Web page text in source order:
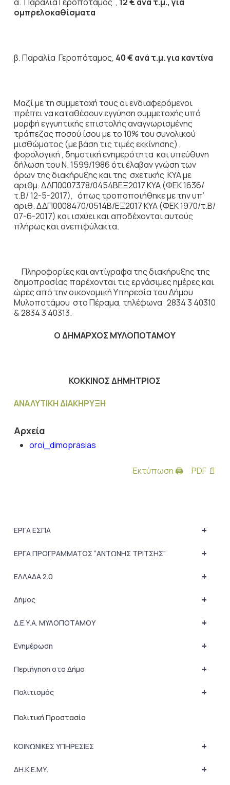
ομπρελοκαθίσματα
β. Παραλία Γεροπόταμος, 40 € ανά τ.μ. για καντίνα
Μαζί με τη συμμετοχή τους οι ενδιαφερόμενοι
πρέπει να καταθέσουν εγγύηση συμμετοχής υπό
μορφή εγγυητικής επιστολής αναγνωρισμένης
τράπεζας ποσού ίσου με το 10% του συνολικού
μισθώματος (με βάση τις τιμές εκκίνησης) ,
φορολογική , δημοτική ενημερότητα και υπεύθυνη
δήλωση του Ν. 1599/1986 ότι έλαβαν γνώση των
όρων της διακήρυξης και της σχετικής ΚΥΑ με
αριθμ. ΔΔΠ0007378/0454ΒΕΞ2017 ΚΥΑ (ΦΕΚ 1636/
τ.Β/ 12-5-2017), όπως τροποποιήθηκε με την υπ’
αριθ. ΔΔΠ0008470/0514Β/ΕΞ2017 ΚΥΑ (ΦΕΚ 1970/τ.Β/
07-6-2017) και ισχύει και αποδέχονται αυτούς
πλήρως και ανεπιφύλακτα.
Πληροφορίες και αντίγραφα της διακήρυξης της
δημοπρασίας παρέχονται τις εργάσιμες ημέρες και
ώρες από την οικονομική Υπηρεσία του Δήμου
Μυλοποτάμου στο Πέραμα, τηλέφωνα 2834 3 40310
& 2834 3 40313.
Ο ΔΗΜΑΡΧΟΣ ΜΥΛΟΠΟΤΑΜΟΥ
ΚΟΚΚΙΝΟΣ ΔΗΜΗΤΡΙΟΣ
ΑΝΑΛΥΤΙΚΗ ΔΙΑΚΗΡΥΞΗ
Αρχεία
oroi_dimoprasias
Εκτύπωση 🖨 PDF 📄
+
ΕΡΓΑ ΕΣΠΑ
+
ΕΡΓΑ ΠΡΟΓΡΑΜΜΑΤΟΣ “ΑΝΤΩΝΗΣ ΤΡΙΤΣΗΣ”
+
ΕΛΛΑΔΑ 2.0
+
Δήμος
+
Δ.Ε.Υ.Α. ΜΥΛΟΠΟΤΑΜΟΥ
+
Ενημέρωση
+
Περιήγηση στο Δήμο
+
Πολιτισμός
Πολιτική Προστασία
+
ΚΟΙΝΩΝΙΚΕΣ ΥΠΗΡΕΣΙΕΣ
+
ΔΗ.Κ.Ε.ΜΥ.